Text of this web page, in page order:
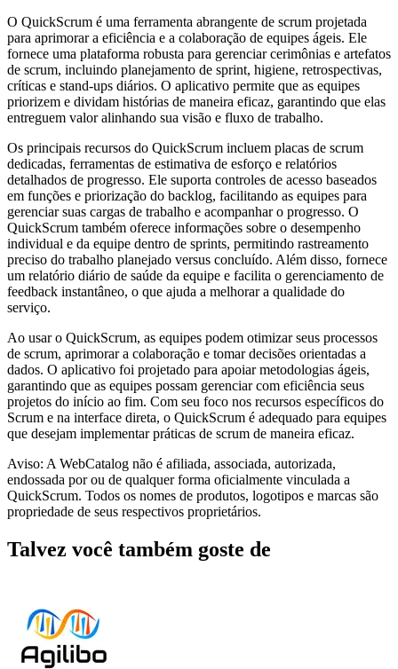
O QuickScrum é uma ferramenta abrangente de scrum projetada
para aprimorar a eficiência e a colaboração de equipes ágeis. Ele
fornece uma plataforma robusta para gerenciar cerimônias e artefatos
de scrum, incluindo planejamento de sprint, higiene, retrospectivas,
críticas e stand-ups diários. O aplicativo permite que as equipes
priorizem e dividam histórias de maneira eficaz, garantindo que elas
entreguem valor alinhando sua visão e fluxo de trabalho.
Os principais recursos do QuickScrum incluem placas de scrum
dedicadas, ferramentas de estimativa de esforço e relatórios
detalhados de progresso. Ele suporta controles de acesso baseados
em funções e priorização do backlog, facilitando as equipes para
gerenciar suas cargas de trabalho e acompanhar o progresso. O
QuickScrum também oferece informações sobre o desempenho
individual e da equipe dentro de sprints, permitindo rastreamento
preciso do trabalho planejado versus concluído. Além disso, fornece
um relatório diário de saúde da equipe e facilita o gerenciamento de
feedback instantâneo, o que ajuda a melhorar a qualidade do
serviço.
Ao usar o QuickScrum, as equipes podem otimizar seus processos
de scrum, aprimorar a colaboração e tomar decisões orientadas a
dados. O aplicativo foi projetado para apoiar metodologias ágeis,
garantindo que as equipes possam gerenciar com eficiência seus
projetos do início ao fim. Com seu foco nos recursos específicos do
Scrum e na interface direta, o QuickScrum é adequado para equipes
que desejam implementar práticas de scrum de maneira eficaz.
Aviso: A WebCatalog não é afiliada, associada, autorizada,
endossada por ou de qualquer forma oficialmente vinculada a
QuickScrum. Todos os nomes de produtos, logotipos e marcas são
propriedade de seus respectivos proprietários.
Talvez você também goste de